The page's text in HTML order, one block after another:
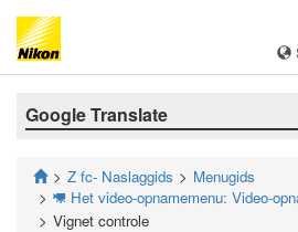
Google Translate
Z fc- Naslaggids Menugids
1 Het video-opnamemenu: Video-
Vignet controle